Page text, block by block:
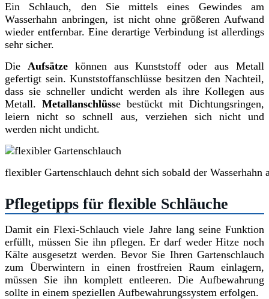
Ein Schlauch, den Sie mittels eines Gewindes am
Wasserhahn anbringen, ist nicht ohne größeren Aufwand
wieder entfernbar. Eine derartige Verbindung ist allerdings
sehr sicher.
Die Aufsätzekönnen aus Kunststoff oder aus Metall
gefertigt sein. Kunststoffanschlüsse besitzen den Nachteil,
dass sie schneller undicht werden als ihre Kollegen aus
Metall. Metallanschlüsse bestückt mit Dichtungsringen,
leiern nicht so schnell aus, verziehen sich nicht und
werden nicht undicht.
flexibler Gartenschlauch dehnt sich sobald der
Pflegetipps für flexible Schläuche
Damit ein Flexi-Schlauch viele Jahre lang seine Funktion
erfüllt, müssen Sie ihn pflegen. Er darf weder Hitze noch
Kälte ausgesetzt werden. Bevor Sie Ihren Gartenschlauch
zum Überwintern in einen frostfreien Raum einlagern,
müssen Sie ihn komplett entleeren. Die Aufbewahrung
sollte in einem speziellen Aufbewahrungssystem erfolgen.